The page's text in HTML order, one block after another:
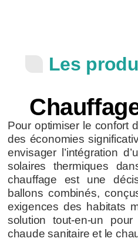
Les
Pour optimiser le confort
des économies
envisager l’intégration
solaires thermiques
chauffage est une
ballons combinés,
exigences des habitats
solution tout-en-un
chaude sanitaire et le